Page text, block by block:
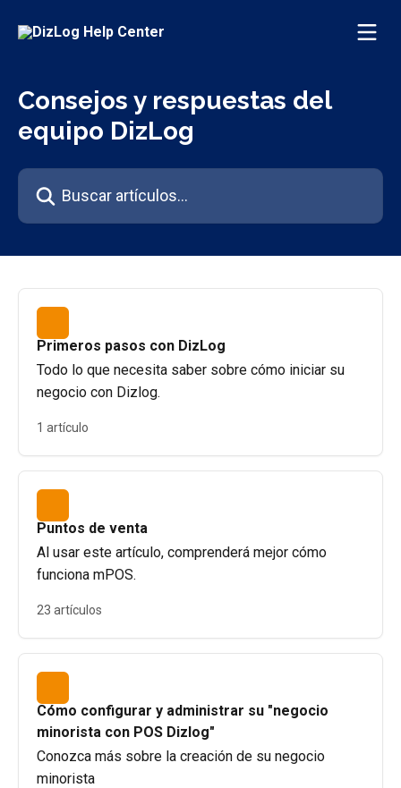
Consejos y respuestas del
equipo DizLog
Buscar artículos...
Primeros pasos con DizLog
Todo lo que necesita saber sobre cómo iniciar su
negocio con Dizlog.
1 artículo
Puntos de venta
Al usar este artículo, comprenderá mejor cómo
funciona mPOS.
23 artículos
Cómo configurar y administrar su "negocio
minorista con POS Dizlog"
Conozca más sobre la creación de su negocio
minorista